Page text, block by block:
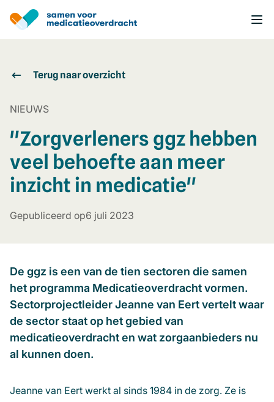
Overslaan
en
gaanTerug naar overzicht
NIEUWS
''Zorgverleners ggz hebben
veel behoefte aan meer
inzicht in medicatie''
Gepubliceerd op6 juli 2023
De ggz is een van de tien sectoren die samen
het programma Medicatieoverdracht vormen.
Sectorprojectleider Jeanne van Eert vertelt waar
de sector staat op het gebied van
medicatieoverdracht en wat zorgaanbieders nu
al kunnen doen.
Jeanne van Eert werkt al sinds 1984 in de zorg. Ze is